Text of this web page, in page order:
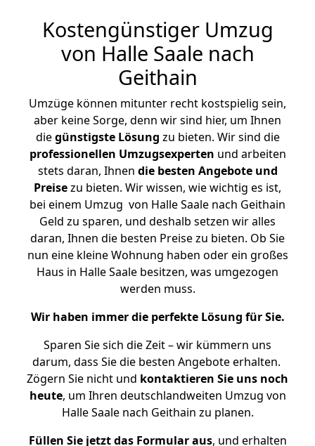
Kostengünstiger Umzug
von Halle Saale nach
Geithain
Umzüge können mitunter recht kostspielig sein,
aber keine Sorge, denn wir sind hier, um Ihnen
diegünstigste Lösung zu bieten. Wir sind die
professionellen Umzugsexperten und arbeiten
stets daran, Ihnen die besten Angebote und
Preisezu bieten. Wir wissen, wie wichtig es ist,
bei einem Umzug von Halle Saale nach Geithain
Geld zu sparen, und deshalb setzen wir alles
daran, Ihnen die besten Preise zu bieten. Ob Sie
nun eine kleine Wohnung haben oder ein großes
Haus in Halle Saale besitzen, was umgezogen
werden muss.
Wir haben immer die perfekte Lösung für Sie.
Sparen Sie sich die Zeit – wir kümmern uns
darum, dass Sie die besten Angebote erhalten.
Zögern Sie nicht und kontaktieren Sie uns noch
heute, um Ihren deutschlandweiten Umzug von
Halle Saale nach Geithain zu planen.
Füllen Sie jetzt das Formular aus, und erhalten